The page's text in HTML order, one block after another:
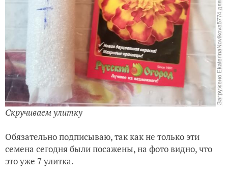
Скручиваем улитку
Обязательно подписываю, так как не только эти
семена сегодня были посажены, на фото видно, что
это уже 7 улитка.